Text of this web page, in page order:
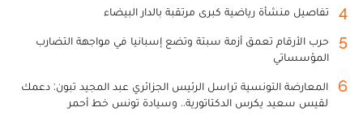
4 تفاصيل منشأة رياضية كبرى مرتقبة بالدار البيضاء
5
حرب الأرقام تعمق أزمة سبتة وتضع إسبانيا في مواجهة التضارب
المؤسساتي
6
المعارضة التونسية تراسل الرئيس الجزائري عبد المجيد تبون: دعمك
لقيس سعيد يكرس الدكتاتورية.. وسيادة تونس خط أحمر